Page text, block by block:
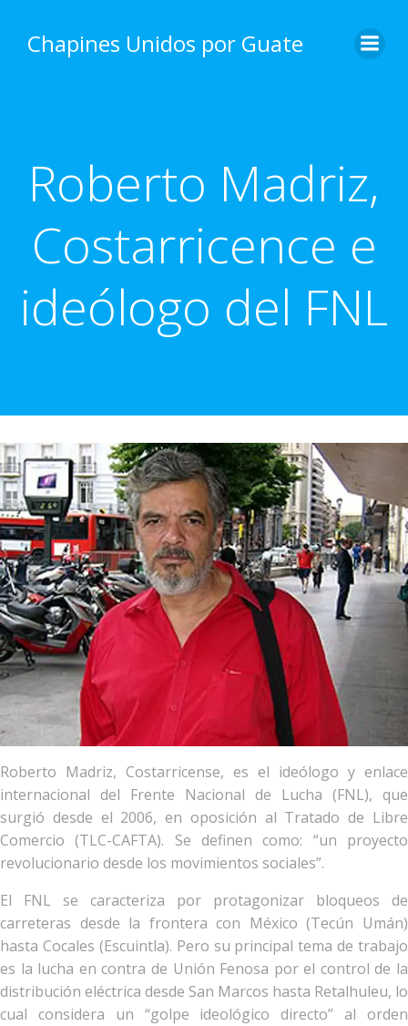
content
Chapines Unidos por Guate
Roberto Madriz,
Costarricence e
ideólogo del FNL
Roberto Madriz, Costarricense, es el ideólogo y enlace
internacional del Frente Nacional de Lucha (FNL), que
surgió desde el 2006, en oposición al Tratado de Libre
Comercio (TLC-CAFTA). Se definen como: “un proyecto
revolucionario desde los movimientos sociales”.
El FNL se caracteriza por protagonizar bloqueos de
carreteras desde la frontera con México (Tecún Umán)
hasta Cocales (Escuintla). Pero su principal tema de trabajo
es la lucha en contra de Unión Fenosa por el control de la
distribución eléctrica desde San Marcos hasta Retalhuleu, lo
cual considera un “golpe ideológico directo” al orden